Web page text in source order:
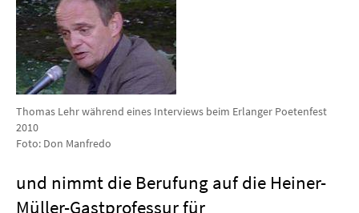
Thomas Lehr während eines Interviews beim Erlanger Poetenfest
2010
Foto: Don Manfredo
und nimmt die Berufung auf die Heiner-
Müller-Gastprofessur für